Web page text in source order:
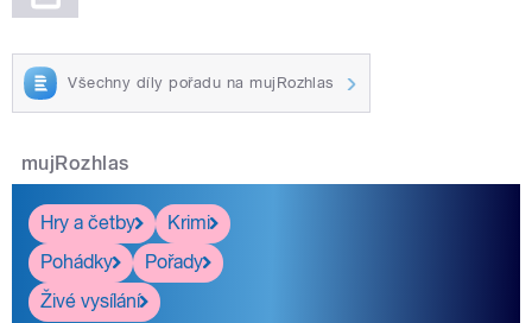
Všechny díly pořadu na mujRozhlas
mujRozhlas
Hry a četby
Krimi
Pohádky
Pořady
Živé vysílání